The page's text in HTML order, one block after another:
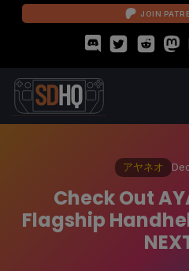
JOIN
アヤネオ
Check Out
Flagship